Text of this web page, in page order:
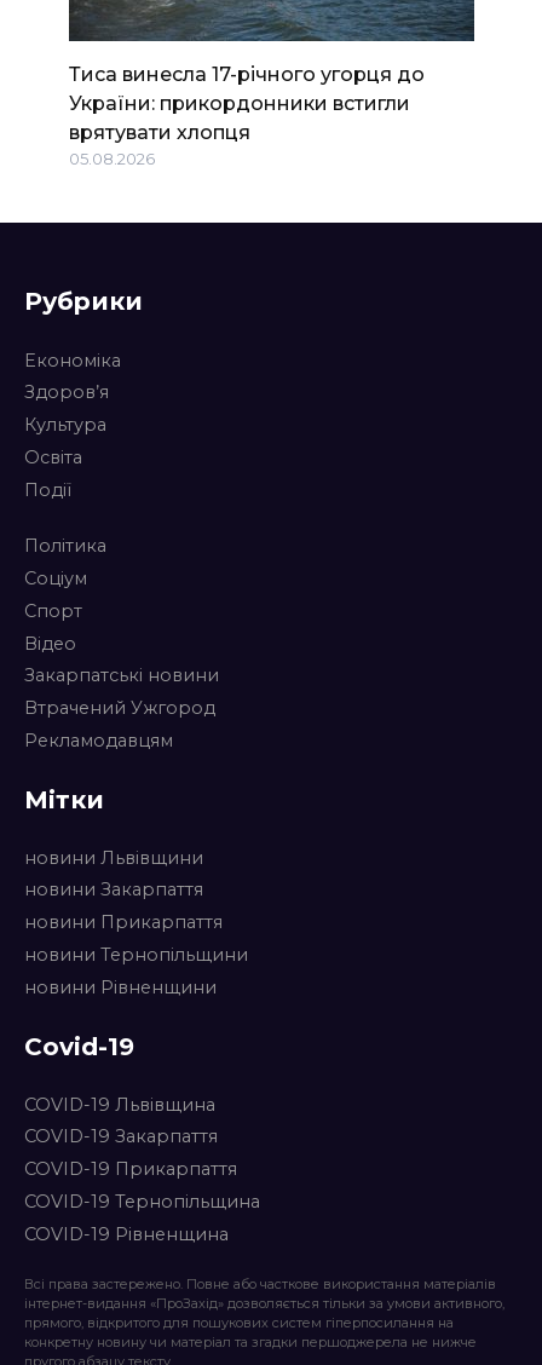
Тиса винесла 17-річного угорця до
України: прикордонники встигли
врятувати хлопця
05.08.2026
Рубрики
Економіка
Здоров’я
Культура
Освіта
Події
Політика
Соціум
Спорт
Відео
Закарпатські новини
Втрачений Ужгород
Рекламодавцям
Мітки
новини Львівщини
новини Закарпаття
новини Прикарпаття
новини Тернопільщини
новини Рівненщини
Covid-19
COVID-19 Львівщина
COVID-19 Закарпаття
COVID-19 Прикарпаття
COVID-19 Тернопільщина
COVID-19 Рівненщина
Всі права застережено. Повне або часткове використання матеріалів
інтернет-видання «ПроЗахід» дозволяється тільки за умови активного,
прямого, відкритого для пошукових систем гіперпосилання на
конкретну новину чи матеріал та згадки першоджерела не нижче